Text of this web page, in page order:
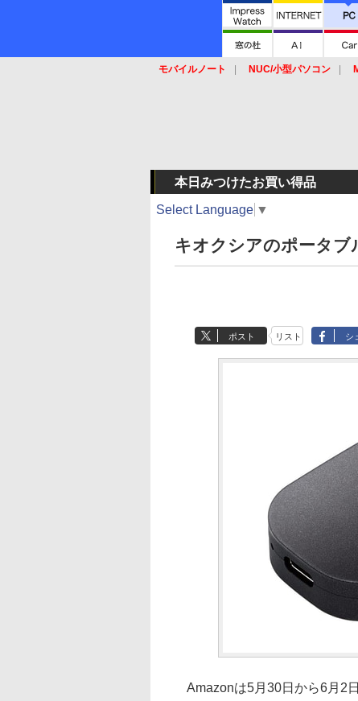
モバイルノート NUC/小型パソコン
本日みつけたお買い得品
Select Language ▼
キオクシアのポータブ
ポスト リスト シ
Amazonは5月30日から6月2